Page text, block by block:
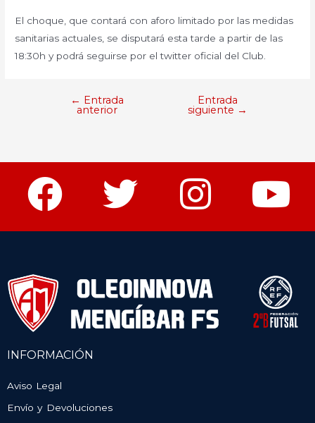
El choque, que contará con aforo limitado por las medidas
sanitarias actuales, se disputará esta tarde a partir de las
18:30h y podrá seguirse por el twitter oficial del Club.
← Entrada
anterior
Entrada
siguiente →
INFORMACIÓN
Aviso Legal
Envío y Devoluciones